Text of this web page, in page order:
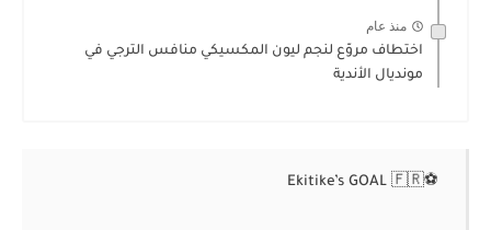
منذ عام
اختطاف مروّع لنجم ليون المكسيكي منافس الترجي في
مونديال الأندية
Ekitike’s GOAL 🇫🇷⚽️